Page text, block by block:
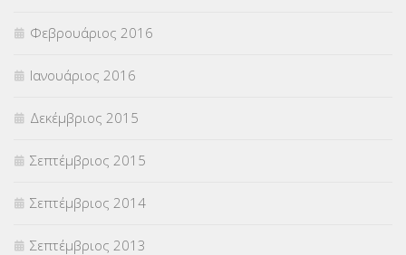
Φεβρουάριος 2016
Ιανουάριος 2016
Δεκέμβριος 2015
Σεπτέμβριος 2015
Σεπτέμβριος 2014
Σεπτέμβριος 2013